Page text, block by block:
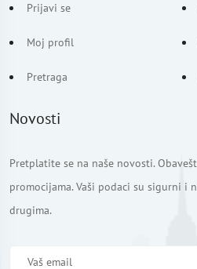
Prijavi se
Moj profil
Pretraga
Novosti
Pretplatite se na naše novosti.
promocijama. Vaši podaci su sigurni i
drugima.